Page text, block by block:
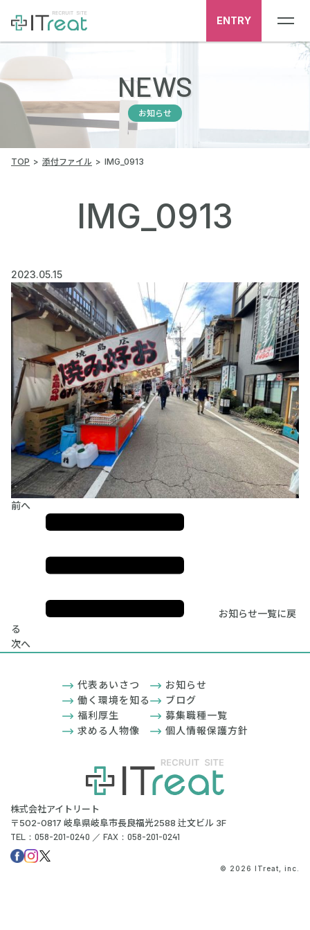
ENTRY
NEWS
お知らせ
TOP 添付ファイル IMG_0913
IMG_0913
2023.05.15
前へ
お知らせ一覧に戻
る
次へ
株式会社アイトリート
〒502-0817 岐阜県岐阜市長良福光2588 辻文ビル 3F
TEL：058-201-0240 ／ FAX：058-201-0241
代表あいさつ
働く環境を知る
福利厚生
求める人物像
お知らせ
ブログ
募集職種一覧
個人情報保護方針
© 2026 ITreat, inc.